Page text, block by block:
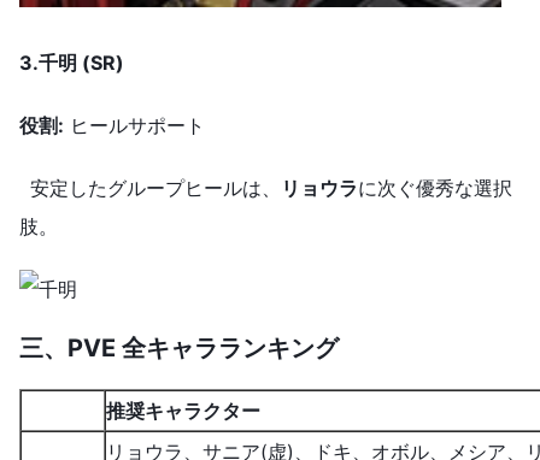
3.千明 (SR)
役割: ヒールサポート
安定したグループヒールは、 リョウラに次ぐ優秀な選択
肢。
三、 PVE 全キャラランキング
推奨キャラクター
リョウラ、サニア(虚)、ドキ、オボル、メシア、